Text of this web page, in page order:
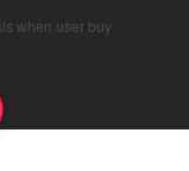
when user buy